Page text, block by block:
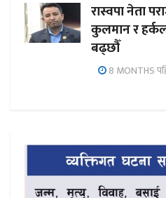
रास्वपा नेता
कुलमान र
बढ्छौँ
8 MONTHS